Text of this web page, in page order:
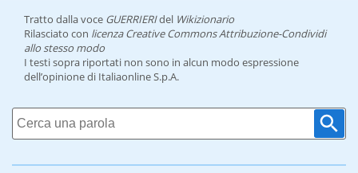
Tratto dalla voce GUERRIERIdel Wikizionario
Rilasciato con licenza Creative Commons Attribuzione-Condividi
allo stesso modo
I testi sopra riportati non sono in alcun modo espressione
dell’opinione di Italiaonline S.p.A.